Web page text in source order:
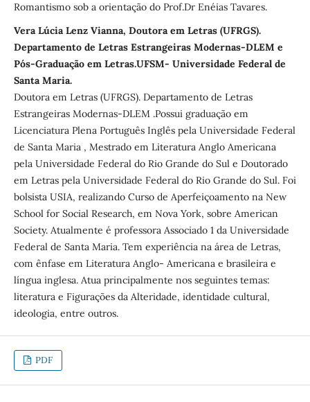
Romantismo sob a orientação do Prof.Dr Enéias Tavares.
Vera Lúcia Lenz Vianna, Doutora em Letras (UFRGS).
Departamento de Letras Estrangeiras Modernas-DLEM e
Pós-Graduação em Letras.UFSM- Universidade Federal de
Santa Maria.
Doutora em Letras (UFRGS). Departamento de Letras
Estrangeiras Modernas-DLEM .Possui graduação em
Licenciatura Plena Português Inglês pela Universidade Federal
de Santa Maria , Mestrado em Literatura Anglo Americana
pela Universidade Federal do Rio Grande do Sul e Doutorado
em Letras pela Universidade Federal do Rio Grande do Sul. Foi
bolsista USIA, realizando Curso de Aperfeiçoamento na New
School for Social Research, em Nova York, sobre American
Society. Atualmente é professora Associado 1 da Universidade
Federal de Santa Maria. Tem experiência na área de Letras,
com ênfase em Literatura Anglo- Americana e brasileira e
língua inglesa. Atua principalmente nos seguintes temas:
literatura e Figurações da Alteridade, identidade cultural,
ideologia, entre outros.
PDF